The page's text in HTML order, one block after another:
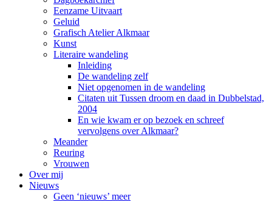
Eenzame Uitvaart
Geluid
Grafisch Atelier Alkmaar
Kunst
Literaire wandeling
Inleiding
De wandeling zelf
Niet opgenomen in de wandeling
Citaten uit Tussen droom en daad in Dubbelstad,
2004
En wie kwam er op bezoek en schreef
vervolgens over Alkmaar?
Meander
Reuring
Vrouwen
Over mij
Nieuws
Geen ‘nieuws’ meer